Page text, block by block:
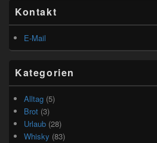
Seitenleisten
Widget-
Bereich
Kontakt
E-Mail
Kategorien
Alltag (5)
Brot (3)
Urlaub (28)
Whisky (83)